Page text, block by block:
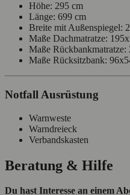
Höhe: 295 cm
Länge: 699 cm
Breite mit Außenspiegel:
Maße Dachmatratze:
Maße Rückbankmatratze:
Maße Rücksitzbank:
Notfall Ausrüstung
Warnweste
Warndreieck
Verbandskasten
Beratung & Hilfe
Du hast Interesse an einem